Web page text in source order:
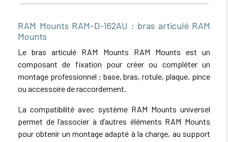
RAM Mounts RAM-D-162AU : bras articulé RAM
Mounts
Le bras articulé RAM Mounts RAM Mounts est un
composant de fixation pour créer ou compléter un
montage professionnel : base, bras, rotule, plaque, pince
ou accessoire de raccordement.
La compatibilité avec système RAM Mounts universel
permet de l’associer à d’autres éléments RAM Mounts
pour obtenir un montage adapté à la charge, au support